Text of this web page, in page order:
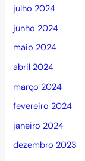
julho 2024
junho 2024
maio 2024
abril 2024
março 2024
fevereiro 2024
janeiro 2024
dezembro 2023